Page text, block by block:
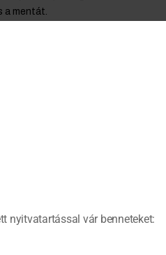
a mentát.
citromfű levelet, adjunk
majd öntsük nyakon egy
nyitvatartással vár benneteket: